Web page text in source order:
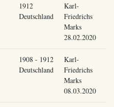
1912
Deutschland
Karl-
Friedrichs
Marks
28.02.2020
1908 - 1912
Deutschland
Karl-
Friedrichs
Marks
08.03.2020